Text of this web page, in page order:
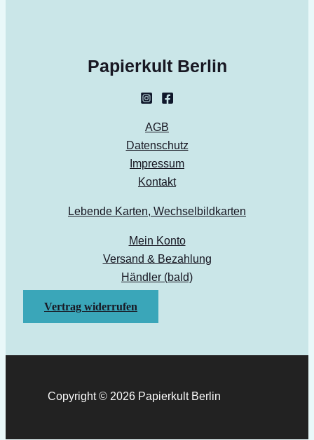
Papierkult Berlin
AGB
Datenschutz
Impressum
Kontakt
Lebende Karten, Wechselbildkarten
Mein Konto
Versand & Bezahlung
Händler (bald)
Vertrag widerrufen
Copyright © 2026 Papierkult Berlin